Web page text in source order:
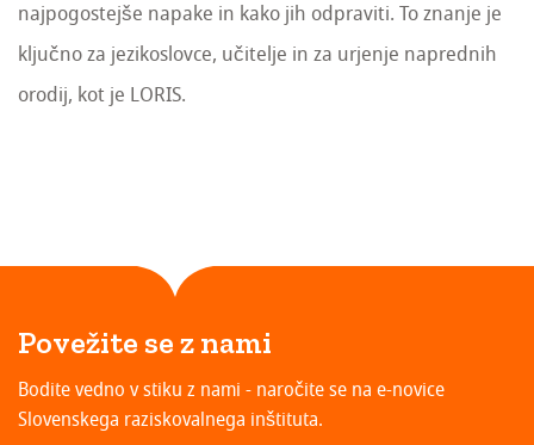
najpogostejše napake in kako jih odpraviti. To znanje je
ključno za jezikoslovce, učitelje in za urjenje naprednih
orodij, kot je LORIS.
Povežite se z nami
Bodite vedno v stiku z nami - naročite se na e-novice
Slovenskega raziskovalnega inštituta.